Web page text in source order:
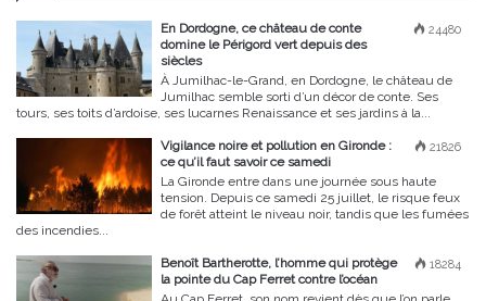
24480
En Dordogne, ce château de conte
domine le Périgord vert depuis des
siècles
À Jumilhac-le-Grand, en Dordogne, le château de
Jumilhac semble sorti d’un décor de conte. Ses
tours, ses toits d’ardoise, ses lucarnes Renaissance et ses jardins à la...
21826
Vigilance noire et pollution en Gironde :
ce qu’il faut savoir ce samedi
La Gironde entre dans une journée sous haute
tension. Depuis ce samedi 25 juillet, le risque feux
de forêt atteint le niveau noir, tandis que les fumées
des incendies...
18284
Benoît Bartherotte, l’homme qui protège
la pointe du Cap Ferret contre l’océan